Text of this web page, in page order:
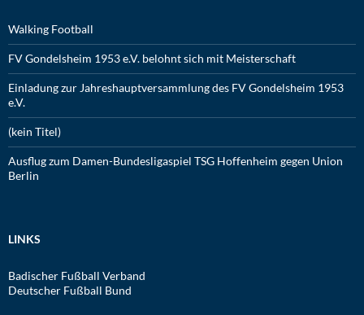
Walking Football
FV Gondelsheim 1953 e.V. belohnt sich mit Meisterschaft
Einladung zur Jahreshauptversammlung des FV Gondelsheim 1953
e.V.
(kein Titel)
Ausflug zum Damen-Bundesligaspiel TSG Hoffenheim gegen Union
Berlin
LINKS
Badischer Fußball Verband
Deutscher Fußball Bund